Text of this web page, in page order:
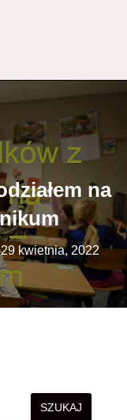
na
29 kwietnia, 2022
SZUKAJ